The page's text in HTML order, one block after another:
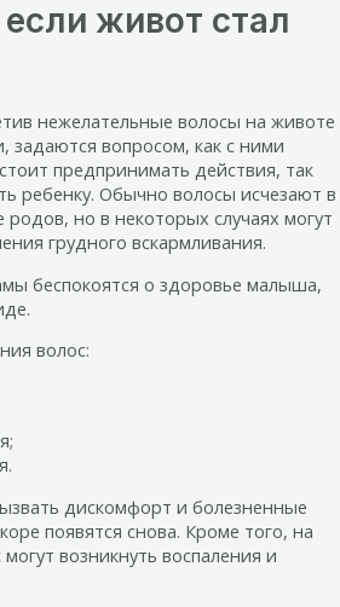
живот стал
нежелательные волосы на животе
задаются вопросом, как с ними
предпринимать действия, так
ребенку. Обычно волосы исчезают в
родов, но в некоторых случаях могут
грудного вскармливания.
беспокоятся о здоровье малыша,
волос:
дискомфорт и болезненные
появятся снова. Кроме того, на
возникнуть воспаления и